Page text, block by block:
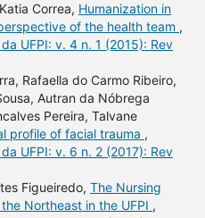
Correa, Humanization in
of the health team ,
UFPI: v. 4 n. 1 (2015): Rev
Rafaella do Carmo Ribeiro,
Autran da Nóbrega
Pereira, Talvane
profile of facial trauma ,
UFPI: v. 6 n. 2 (2017): Rev
Figueiredo, The Nursing
Northeast in the UFPI ,